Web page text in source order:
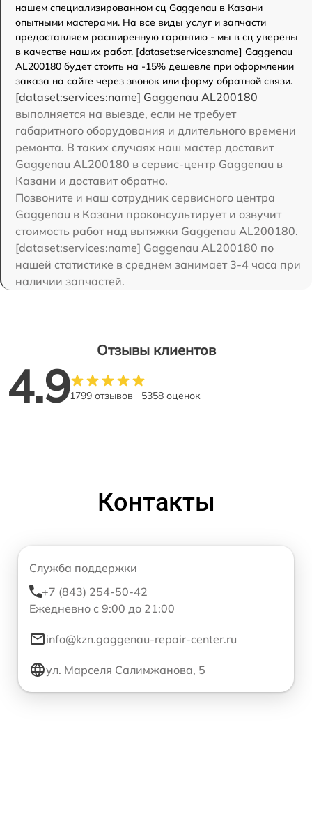
нашем специализированном сц Gaggenau в Казани
опытными мастерами. На все виды услуг и запчасти
предоставляем расширенную гарантию - мы в сц уверены
в качестве наших работ. [dataset:services:name] Gaggenau
AL200180 будет стоить на -15% дешевле при оформлении
заказа на сайте через звонок или форму обратной связи.
[dataset:services:name] Gaggenau AL200180
выполняется на выезде, если не требует
габаритного оборудования и длительного времени
ремонта. В таких случаях наш мастер доставит
Gaggenau AL200180 в сервис-центр Gaggenau в
Казани и доставит обратно.
Позвоните и наш сотрудник сервисного центра
Gaggenau в Казани проконсультирует и озвучит
стоимость работ над вытяжки Gaggenau AL200180.
[dataset:services:name] Gaggenau AL200180 по
нашей статистике в среднем занимает 3-4 часа при
наличии запчастей.
Отзывы клиентов
4.91799 отзывов 5358 оценок
Контакты
Служба поддержки
+7 (843) 254-50-42
Ежедневно с 9:00 до 21:00
info@kzn.gaggenau-repair-center.ru
ул. Марселя Салимжанова, 5